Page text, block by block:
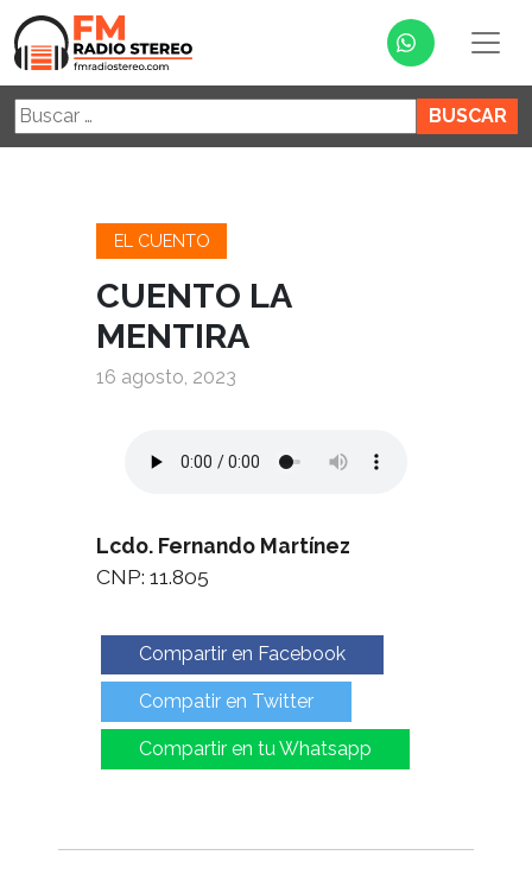
Buscar:
EL CUENTO
CUENTO LA
MENTIRA
16 agosto, 2023
Lcdo. Fernando Martínez
CNP: 11.805
Compartir en Facebook
Compatir en Twitter
Compartir en tu Whatsapp